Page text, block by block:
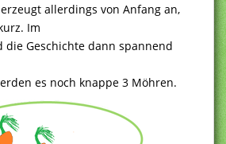
allerdings von Anfang an,
Im
Geschichte dann spannend
es noch knappe 3 Möhren.